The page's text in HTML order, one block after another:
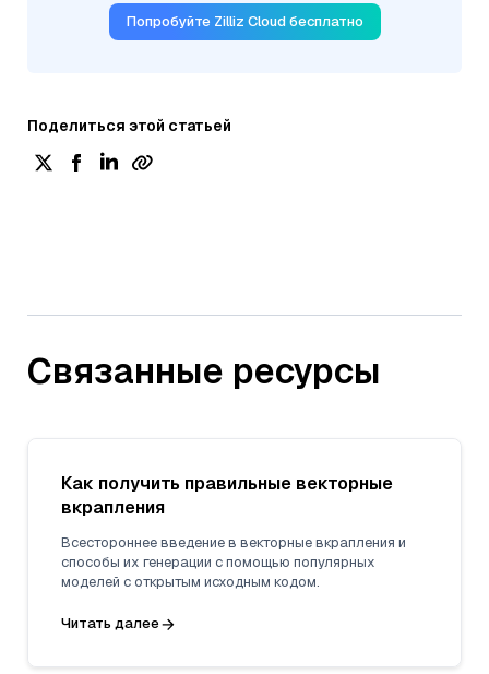
Попробуйте Zilliz Cloud бесплатно
Поделиться этой статьей
Связанные ресурсы
Как получить правильные векторные
вкрапления
Всестороннее введение в векторные вкрапления и
способы их генерации с помощью популярных
моделей с открытым исходным кодом.
Читать далее